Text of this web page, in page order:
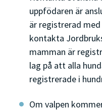
uppfödaren är
är registrerad
kontakta
mamman är
lag på att alla
registrerade i
Om valpen